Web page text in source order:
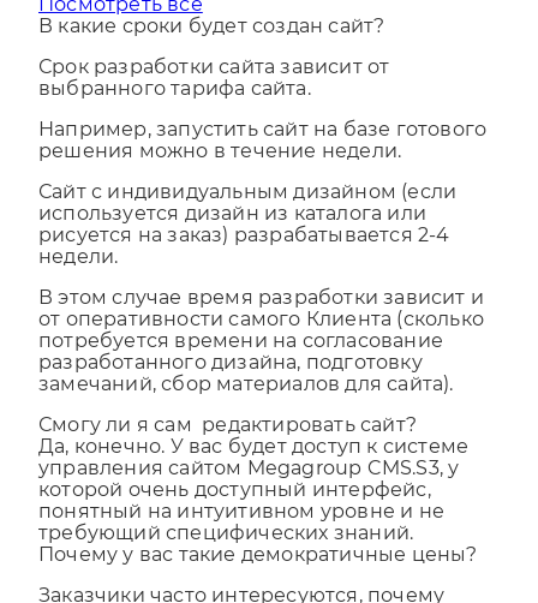
Посмотреть все
Срок разработки сайта зависит от
Например, запустить сайт на базе готового
Сайт с индивидуальным дизайном (если
используется дизайн из каталога или
рисуется на заказ) разрабатывается 2-4
В этом случае время разработки зависит и
от оперативности самого Клиента (сколько
потребуется времени на согласование
разработанного дизайна, подготовку
Смогу ли я сам редактировать сайт?
Да, конечно. У вас будет доступ к системе
управления сайтом Megagroup CMS.S3, у
которой очень доступный интерфейс,
понятный на интуитивном уровне и не
требующий специфических знаний.